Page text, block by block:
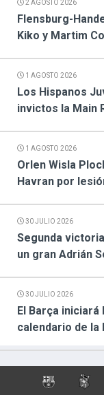
2 AGOSTO 2026
Flensburg-
Kiko y Martim
1 AGOSTO 2026
Los Hispanos
invictos la Main
1 AGOSTO 2026
Orlen Wisla
Havran por
30 JULIO 2026
Segunda
un gran Adrián
30 JULIO 2026
El Barça iniciará
calendario de la